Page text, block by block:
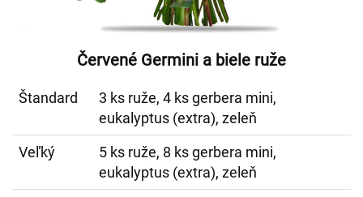
Červené Germini a biele ruže
Štandard
3 ks ruže, 4 ks gerbera mini,
eukalyptus (extra), zeleň
Veľký
5 ks ruže, 8 ks gerbera mini,
eukalyptus (extra), zeleň